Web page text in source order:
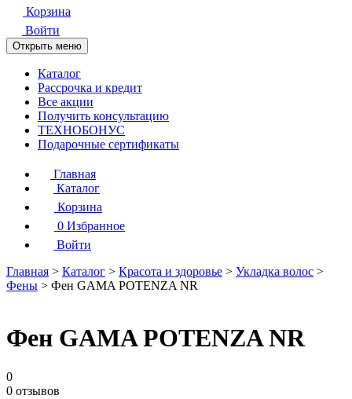
Корзина
Войти
Открыть меню
Каталог
Рассрочка и кредит
Все акции
Получить консультацию
ТЕХНОБОНУС
Подарочные сертификаты
Главная
Каталог
Корзина
0 Избранное
Войти
Главная > Каталог > Красота и здоровье > Укладка волос >
Фены > Фен GAMA POTENZA NR
Фен GAMA POTENZA NR
0
0 отзывов